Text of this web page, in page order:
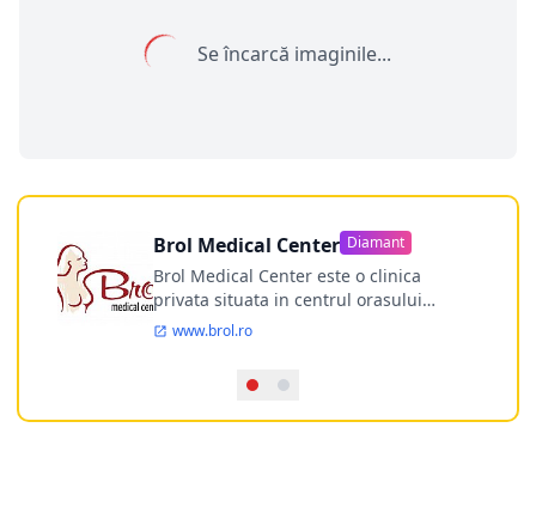
Se încarcă imaginile...
Brol Medical Center Diamant
Brol Medical Center este o clinica
privata situata in centrul orasului
Timisoara avand o experienta de
desfasoara activitatea intr-un spital
ultramodern.
www.brol.ro